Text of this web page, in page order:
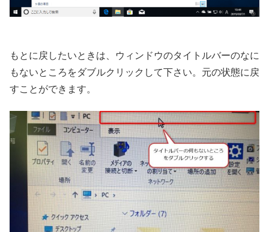
もとに戻したいときは、ウィンドウのタイトルバーのなに
もないところをダブルクリックして下さい。元の状態に戻
すことができます。